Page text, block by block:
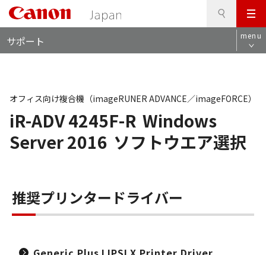
メ
ニ
ュ
サポート menu
iR-ADV 4245F-R Windows
Server 2016 ソフトウエア選択
オフィス向け複合機（imageRUNER ADVANCE／imageFORCE）
推奨プリンタードライバー